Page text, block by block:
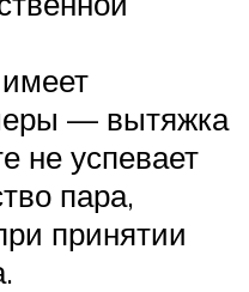
— вытяжка
не успевает
пара,
принятии